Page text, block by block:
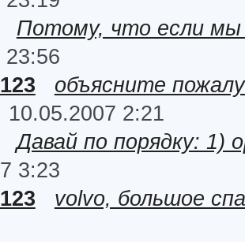
Потому, что если мы
23:56
объясните
10.05.2007 2:21
Давай по порядку: 1)
3:23
volvo, большое